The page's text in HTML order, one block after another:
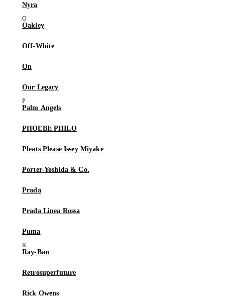
Nyra
Oakley
Off-White
On
Our Legacy
Palm Angels
PHOEBE PHILO
Pleats Please Issey Miyake
Porter-Yoshida & Co.
Prada
Prada Linea Rossa
Puma
Ray-Ban
Retrosuperfuture
Rick Owens